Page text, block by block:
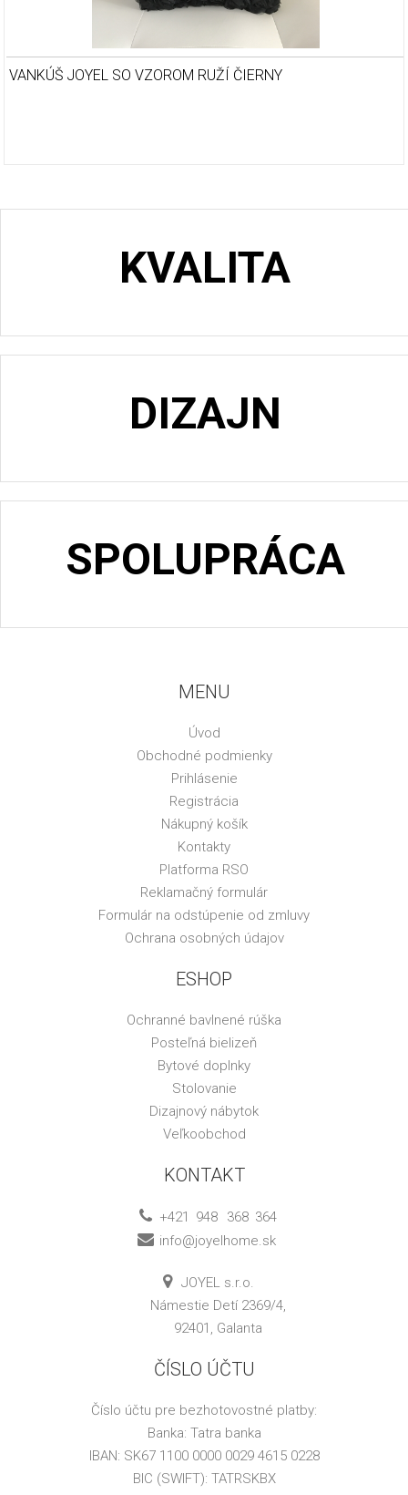
VANKÚŠ JOYEL SO VZOROM RUŽÍ ČIERNY
KVALITA
DIZAJN
SPOLUPRÁCA
MENU
Úvod
Obchodné podmienky
Prihlásenie
Registrácia
Nákupný košík
Kontakty
Platforma RSO
Reklamačný formulár
Formulár na odstúpenie od zmluvy
Ochrana osobných údajov
ESHOP
Ochranné bavlnené rúška
Posteľná bielizeň
Bytové doplnky
Stolovanie
Dizajnový nábytok
Veľkoobchod
KONTAKT
+421 948 368 364
info@joyelhome.sk
JOYEL s.r.o.
Námestie Detí 2369/4,
92401, Galanta
ČÍSLO ÚČTU
Číslo účtu pre bezhotovostné platby:
Banka: Tatra banka
IBAN: SK67 1100 0000 0029 4615 0228
BIC (SWIFT): TATRSKBX